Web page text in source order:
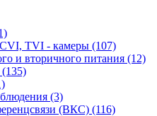
TVI - камеры (107)
и вторичного питания (12)
(135)
(3)
(ВКС) (116)